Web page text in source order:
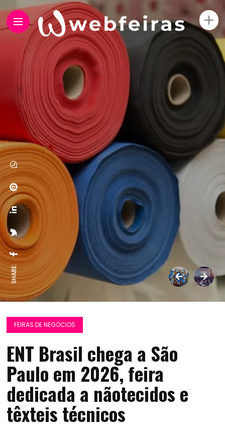
SHARE:
FEIRAS DE NEGÓCIOS
ENT Brasil chega a São
Paulo em 2026, feira
dedicada a nãotecidos e
têxteis técnicos